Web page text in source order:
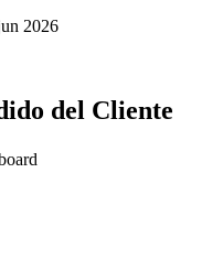
2026
del Cliente